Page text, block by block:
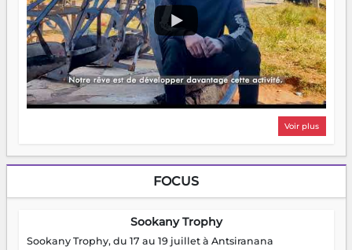
Voir plus
FOCUS
Sookany Trophy
Sookany Trophy, du 17 au 19 juillet à Antsiranana